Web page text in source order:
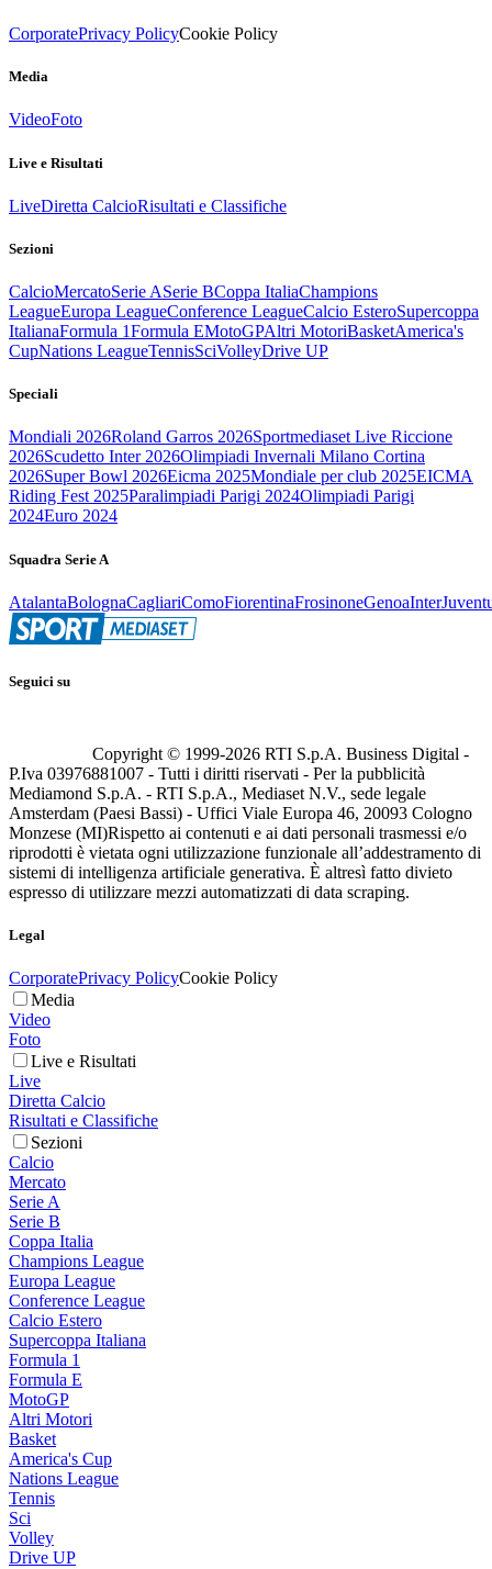
CorporatePrivacy PolicyCookie Policy
Media
VideoFoto
Live e Risultati
LiveDiretta CalcioRisultati e Classifiche
Sezioni
CalcioMercatoSerie ASerie BCoppa ItaliaChampions
LeagueEuropa LeagueConference LeagueCalcio EsteroSupercoppa
ItalianaFormula 1Formula EMotoGPAltri MotoriBasketAmerica's
CupNations LeagueTennisSciVolleyDrive UP
Speciali
Mondiali 2026Roland Garros 2026Sportmediaset Live Riccione
2026Scudetto Inter 2026Olimpiadi Invernali Milano Cortina
2026Super Bowl 2026Eicma 2025Mondiale per club 2025EICMA
Riding Fest 2025Paralimpiadi Parigi 2024Olimpiadi Parigi
2024Euro 2024
Squadra Serie A
AtalantaBolognaCagliariComoFiorentinaFrosinoneGenoaInter
Seguici su
Copyright © 1999-2026 RTI S.p.A. Business Digital -
P.Iva 03976881007 - Tutti i diritti riservati - Per la pubblicità
Mediamond S.p.A. - RTI S.p.A., Mediaset N.V., sede legale
Amsterdam (Paesi Bassi) - Uffici Viale Europa 46, 20093 Cologno
Monzese (MI)Rispetto ai contenuti e ai dati personali trasmessi e/o
riprodotti è vietata ogni utilizzazione funzionale all’addestramento di
sistemi di intelligenza artificiale generativa. È altresì fatto divieto
espresso di utilizzare mezzi automatizzati di data scraping.
Legal
CorporatePrivacy PolicyCookie Policy
Media
Video
Foto
Live e Risultati
Live
Diretta Calcio
Risultati e Classifiche
Sezioni
Calcio
Mercato
Serie A
Serie B
Coppa Italia
Champions League
Europa League
Conference League
Calcio Estero
Supercoppa Italiana
Formula 1
Formula E
MotoGP
Altri Motori
Basket
America's Cup
Nations League
Tennis
Sci
Volley
Drive UP